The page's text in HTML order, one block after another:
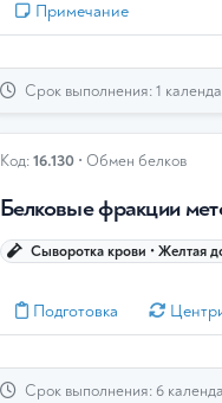
Примечание
Срок выполнения: 1
Код:16.130• Обмен белков
Белковые фракции
Сыворотка крови • Желтая
Подготовка
Срок выполнения: 6